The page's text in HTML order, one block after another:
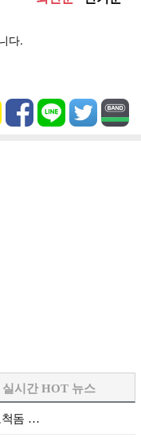
척돔 …
실시간 HOT 뉴스